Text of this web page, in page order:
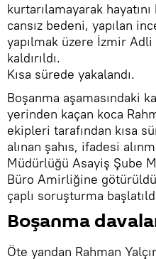
kurtarılamayarak
cansız bedeni, yapılan
yapılmak üzere İzmir Adli
kaldırıldı.
Kısa sürede yakalandı.
Boşanma aşamasındaki
yerinden kaçan koca
ekipleri tarafından kısa
alınan şahıs, ifadesi
Müdürlüğü Asayiş Şube
Büro Amirliğine
çaplı soruşturma
Boşanma
Öte yandan Rahman